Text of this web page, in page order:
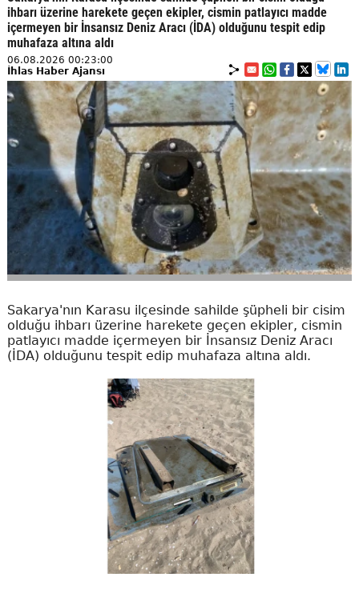
ihbarı üzerine harekete geçen ekipler, cismin patlayıcı madde
içermeyen bir İnsansız Deniz Aracı (İDA) olduğunu tespit edip
muhafaza altına aldı
06.08.2026 00:23:00
İhlas Haber Ajansı
Sakarya'nın Karasu ilçesinde sahilde şüpheli bir cisim
olduğu ihbarı üzerine harekete geçen ekipler, cismin
patlayıcı madde içermeyen bir İnsansız Deniz Aracı
(İDA) olduğunu tespit edip muhafaza altına aldı.